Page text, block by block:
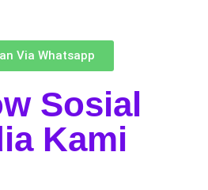
Via Whatsapp
Sosial
Kami